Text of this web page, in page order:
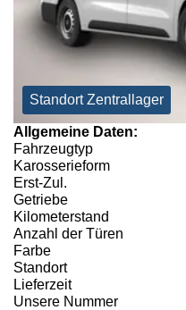
Standort Zentrallager
Allgemeine Daten:
Fahrzeugtyp
Karosserieform
Erst-Zul.
Getriebe
Kilometerstand
Anzahl der Türen
Farbe
Standort
Lieferzeit
Unsere Nummer